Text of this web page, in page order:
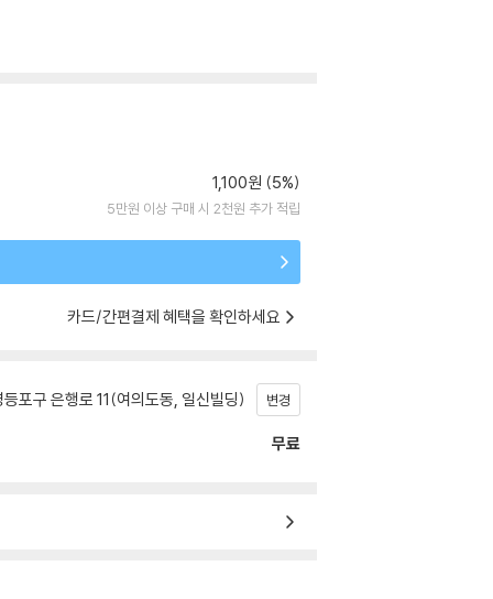
1,100원 (5%)
5만원 이상 구매 시 2천원 추가 적립
카드/간편결제 혜택을 확인하세요
포구 은행로 11(여의도동, 일신빌딩) 변경
무료